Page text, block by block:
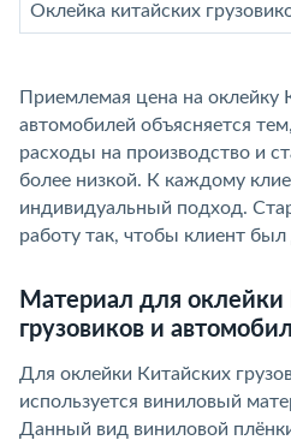
Оклейка китайских
Приемлемая цена на оклейку
автомобилей объясняется
расходы на производство и
более низкой. К каждому
индивидуальный подход.
работу так, чтобы клиент был
Материал для оклейки
грузовиков и
Для оклейки Китайских
используется виниловый
Данный вид виниловой